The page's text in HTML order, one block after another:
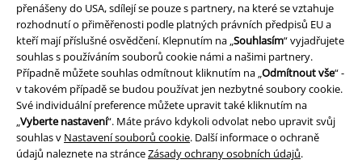
přenášeny do USA, sdílejí se pouze s partnery, na které se vztahuje
rozhodnutí o přiměřenosti podle platných právních předpisů EU a
kteří mají příslušné osvědčení. Klepnutím na „Souhlasím“ vyjadřujete
souhlas s používáním souborů cookie námi a našimi partnery.
Případně můžete souhlas odmítnout kliknutím na „Odmítnout vše“ -
v takovém případě se budou používat jen nezbytné soubory cookie.
Své individuální preference můžete upravit také kliknutím na
„Vyberte nastavení“. Máte právo kdykoli odvolat nebo upravit svůj
souhlas v Nastavení souborů cookie. Další informace o ochraně
údajů naleznete na stránceZásady ochrany osobních údajů.
Podmínky
Prohlášení
Ochrana osobních údajů
Likvidace odpadu a ochrana životního prostředí
Prohlášení o shodě